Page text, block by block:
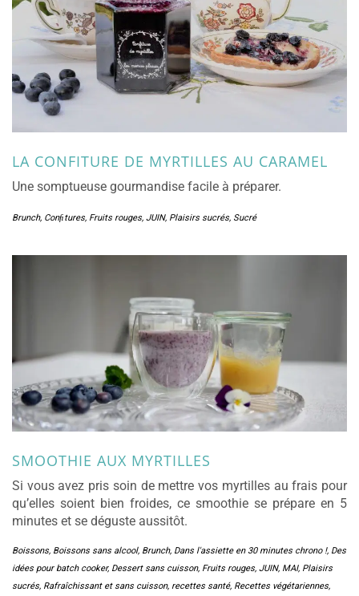
LA CONFITURE DE MYRTILLES AU CARAMEL
Une somptueuse gourmandise facile à préparer.
Brunch, Conﬁtures, Fruits rouges, JUIN, Plaisirs sucrés, Sucré
SMOOTHIE AUX MYRTILLES
Si vous avez pris soin de mettre vos myrtilles au frais pour
qu’elles soient bien froides, ce smoothie se prépare en 5
minutes et se déguste aussitôt.
Boissons, Boissons sans alcool, Brunch, Dans l'assiette en 30 minutes chrono !, Des
idées pour batch cooker, Dessert sans cuisson, Fruits rouges, JUIN, MAI, Plaisirs
sucrés, Rafraîchissant et sans cuisson, recettes santé, Recettes végétariennes,